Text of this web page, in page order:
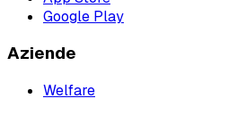
Google Play
Aziende
Welfare